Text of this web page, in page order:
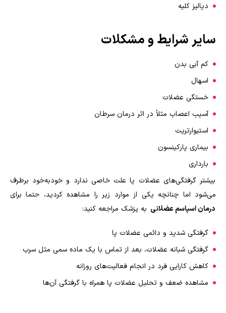
دیالیز کلیه
سایر شرایط و مشکلات
کم آبی بدن
اسهال
خستگی عضلات
آسیب اعصاب مثلاً در اثر درمان سرطان
استیوارتریت
بیماری پارکینسون
بارداری
بیشتر گرفتگی‌های عضلات پا علت خاصی ندارد و خودبه‌خود برطرف
می‌شود اما چنانچه یکی از موارد زیر را مشاهده کردید، حتما برای
درمان اسپاسم عضلانی به پزشک مراجعه کنید:
گرفتگی شدید و دائمی عضلات پا
گرفتگی شبانه عضلات، بعد از تماس با یک ماده سمی مثل سرب
کاهش کارایی فرد در انجام فعالیت‌های روزانه
مشاهده ضعف و تحلیل عضلات پا همراه با گرفتگی آن‌ها